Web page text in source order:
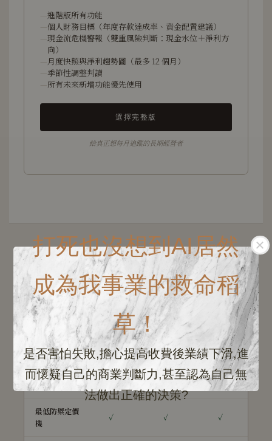
打死也沒想到AI居然
成為我事業的救命稻
草！
是否害怕失敗,擔心提高收費後業績下滑,進
而懷疑自己的商業判斷力,甚至認為自己無
法做出正確的決策?
進階版所有功能
個人財務目標（年度存款達成率、資金配置建議）
現金流危機警報（雙重風險判斷：現金水位＋淨利方
向）
月度快照與淨利趨勢圖（最多 12 個月）
季節性調整判讀
所有未來新增功能優先使用
選擇完整版
給真正想每月追蹤的長期經營者
完整功能對照
三個方案，差在哪裡
模組 入門 進階 完整
營收基本面 ✓
最低防禦定價
機
✓ ✓ ✓